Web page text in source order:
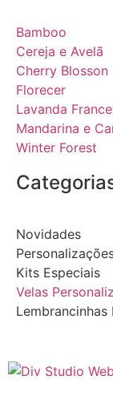
Bamboo
Cereja e Avelã
Cherry Blosson
Florecer
Lavanda
Mandarina e
Winter Forest
Novidades
Kits Especiais
Velas
Lembrancinhas